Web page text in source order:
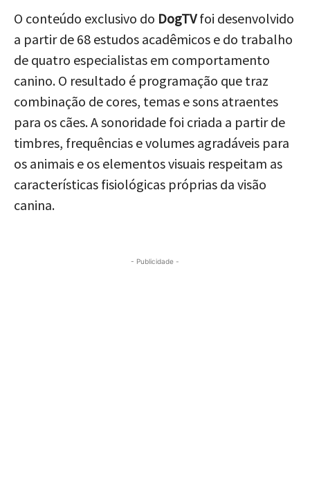
O conteúdo exclusivo do DogTVfoi desenvolvido
a partir de 68 estudos acadêmicos e do trabalho
de quatro especialistas em comportamento
canino. O resultado é programação que traz
combinação de cores, temas e sons atraentes
para os cães. A sonoridade foi criada a partir de
timbres, frequências e volumes agradáveis para
os animais e os elementos visuais respeitam as
características fisiológicas próprias da visão
canina.
- Publicidade -